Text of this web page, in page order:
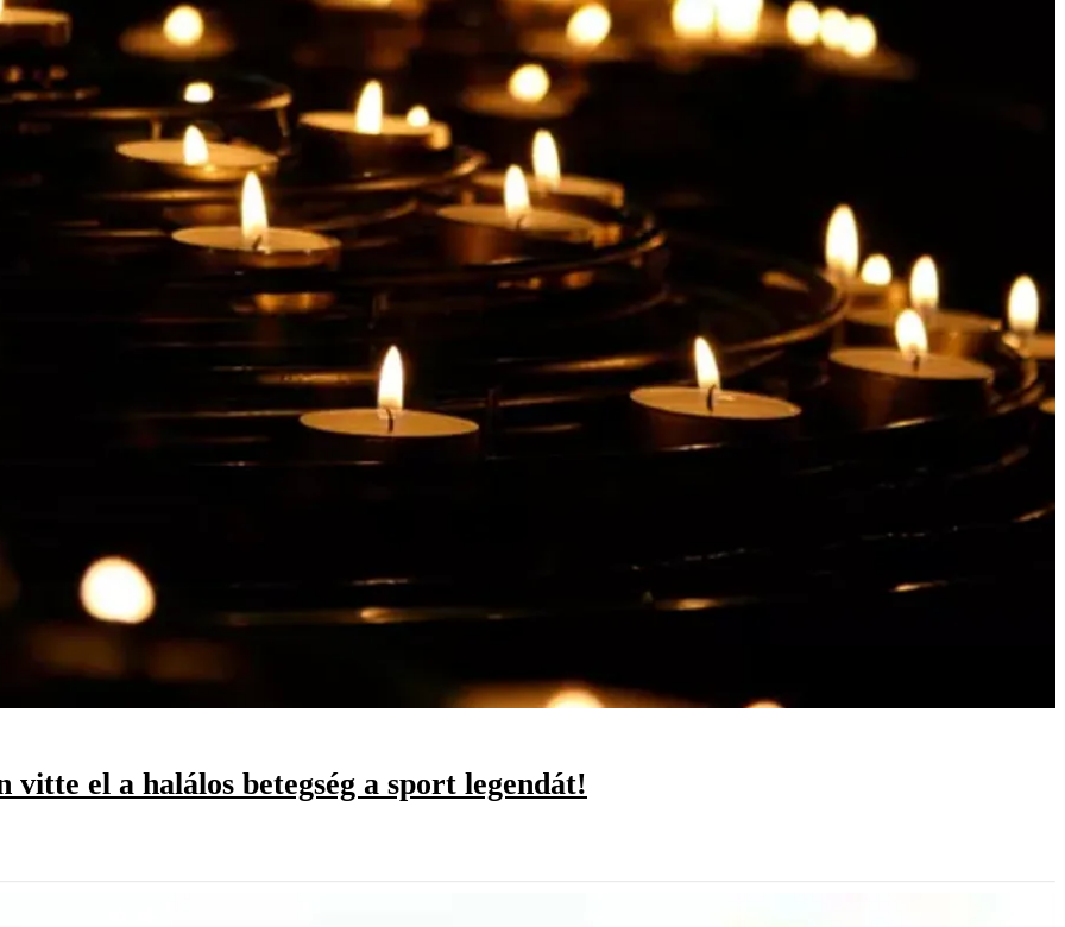
el a halálos betegség a sport legendát!